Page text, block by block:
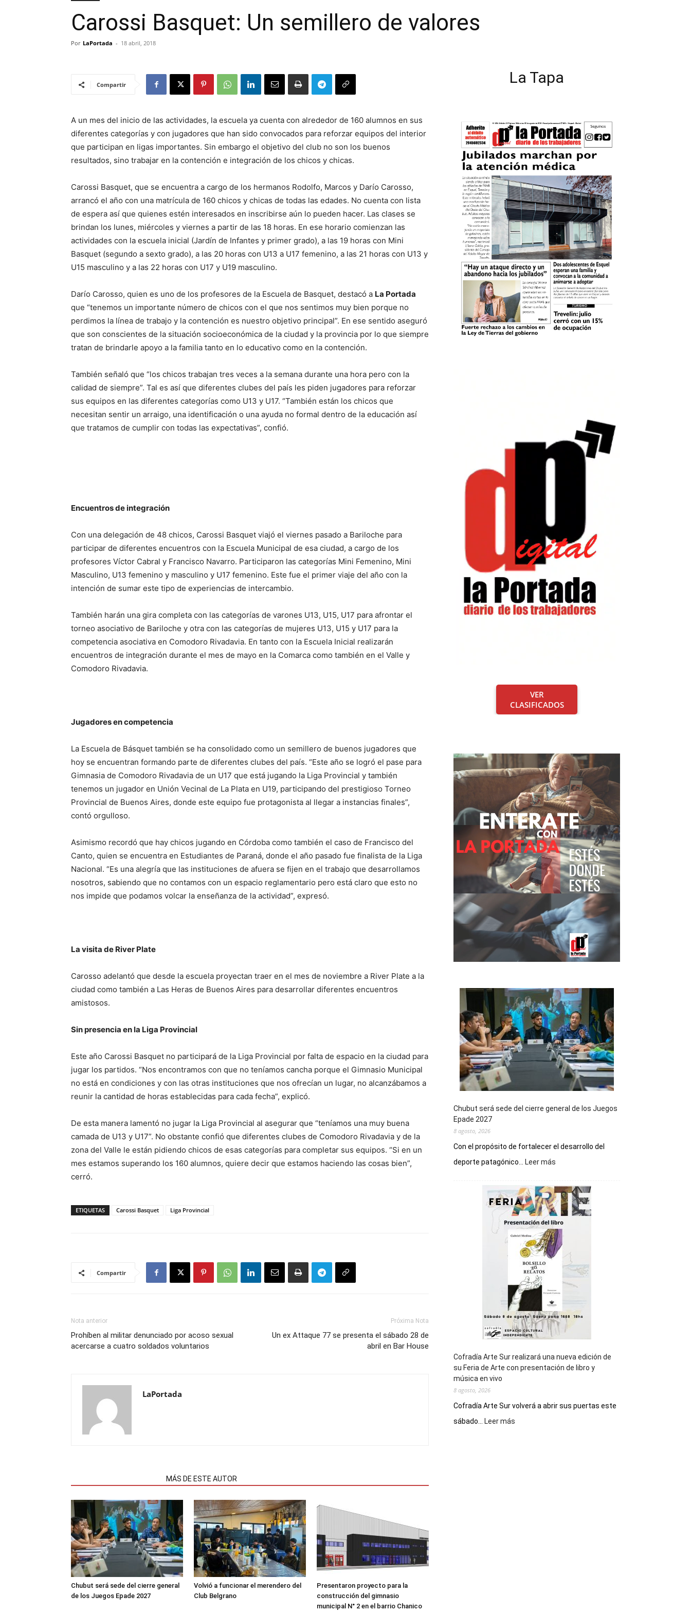
Carossi Basquet: Un semillero de valores
Por LaPortada - 18 abril, 2018
Compartir
A un mes del inicio de las actividades, la escuela ya cuenta con alrededor de 160 alumnos en sus
diferentes categorías y con jugadores que han sido convocados para reforzar equipos del interior
que participan en ligas importantes. Sin embargo el objetivo del club no son los buenos
resultados, sino trabajar en la contención e integración de los chicos y chicas.
Carossi Basquet, que se encuentra a cargo de los hermanos Rodolfo, Marcos y Darío Carosso,
arrancó el año con una matrícula de 160 chicos y chicas de todas las edades. No cuenta con lista
de espera así que quienes estén interesados en inscribirse aún lo pueden hacer. Las clases se
brindan los lunes, miércoles y viernes a partir de las 18 horas. En ese horario comienzan las
actividades con la escuela inicial (Jardín de Infantes y primer grado), a las 19 horas con Mini
Basquet (segundo a sexto grado), a las 20 horas con U13 a U17 femenino, a las 21 horas con U13 y
U15 masculino y a las 22 horas con U17 y U19 masculino.
Darío Carosso, quien es uno de los profesores de la Escuela de Basquet, destacó a La Portada
que “tenemos un importante número de chicos con el que nos sentimos muy bien porque no
perdimos la línea de trabajo y la contención es nuestro objetivo principal”. En ese sentido aseguró
que son conscientes de la situación socioeconómica de la ciudad y la provincia por lo que siempre
tratan de brindarle apoyo a la familia tanto en lo educativo como en la contención.
También señaló que “los chicos trabajan tres veces a la semana durante una hora pero con la
calidad de siempre”. Tal es así que diferentes clubes del país les piden jugadores para reforzar
sus equipos en las diferentes categorías como U13 y U17. “También están los chicos que
necesitan sentir un arraigo, una identificación o una ayuda no formal dentro de la educación así
que tratamos de cumplir con todas las expectativas”, confió.
Encuentros de integración
Con una delegación de 48 chicos, Carossi Basquet viajó el viernes pasado a Bariloche para
participar de diferentes encuentros con la Escuela Municipal de esa ciudad, a cargo de los
profesores Víctor Cabral y Francisco Navarro. Participaron las categorías Mini Femenino, Mini
Masculino, U13 femenino y masculino y U17 femenino. Este fue el primer viaje del año con la
intención de sumar este tipo de experiencias de intercambio.
También harán una gira completa con las categorías de varones U13, U15, U17 para afrontar el
torneo asociativo de Bariloche y otra con las categorías de mujeres U13, U15 y U17 para la
competencia asociativa en Comodoro Rivadavia. En tanto con la Escuela Inicial realizarán
encuentros de integración durante el mes de mayo en la Comarca como también en el Valle y
Comodoro Rivadavia.
Jugadores en competencia
La Escuela de Básquet también se ha consolidado como un semillero de buenos jugadores que
hoy se encuentran formando parte de diferentes clubes del país. “Este año se logró el pase para
Gimnasia de Comodoro Rivadavia de un U17 que está jugando la Liga Provincial y también
tenemos un jugador en Unión Vecinal de La Plata en U19, participando del prestigioso Torneo
Provincial de Buenos Aires, donde este equipo fue protagonista al llegar a instancias finales”,
contó orgulloso.
Asimismo recordó que hay chicos jugando en Córdoba como también el caso de Francisco del
Canto, quien se encuentra en Estudiantes de Paraná, donde el año pasado fue finalista de la Liga
Nacional. “Es una alegría que las instituciones de afuera se fijen en el trabajo que desarrollamos
nosotros, sabiendo que no contamos con un espacio reglamentario pero está claro que esto no
nos impide que podamos volcar la enseñanza de la actividad”, expresó.
La visita de River Plate
Carosso adelantó que desde la escuela proyectan traer en el mes de noviembre a River Plate a la
ciudad como también a Las Heras de Buenos Aires para desarrollar diferentes encuentros
amistosos.
Sin presencia en la Liga Provincial
Este año Carossi Basquet no participará de la Liga Provincial por falta de espacio en la ciudad para
jugar los partidos. “Nos encontramos con que no teníamos cancha porque el Gimnasio Municipal
no está en condiciones y con las otras instituciones que nos ofrecían un lugar, no alcanzábamos a
reunir la cantidad de horas establecidas para cada fecha”, explicó.
De esta manera lamentó no jugar la Liga Provincial al asegurar que “teníamos una muy buena
camada de U13 y U17”. No obstante confió que diferentes clubes de Comodoro Rivadavia y de la
zona del Valle le están pidiendo chicos de esas categorías para completar sus equipos. “Si en un
mes estamos superando los 160 alumnos, quiere decir que estamos haciendo las cosas bien”,
cerró.
ETIQUETAS Carossi Basquet Liga Provincial
Compartir
Nota anterior
Prohíben al militar denunciado por acoso sexual
acercarse a cuatro soldados voluntarios
Próxima Nota
Un ex Attaque 77 se presenta el sábado 28 de
abril en Bar House
LaPortada
MÁS DE ESTE AUTOR
Chubut será sede del cierre general
de los Juegos Epade 2027
Volvió a funcionar el merendero del
Club Belgrano
Presentaron proyecto para la
construcción del gimnasio
municipal N° 2 en el barrio Chanico
La Tapa
VER
CLASIFICADOS
Chubut será sede del cierre general de los Juegos
Epade 2027
8 agosto, 2026
Con el propósito de fortalecer el desarrollo del
deporte patagónico...
Leer más
sede
del
cierre
general
de
los
Juegos
Epade
2027
Cofradía Arte Sur realizará una nueva edición de
su Feria de Arte con presentación de libro y
música en vivo
8 agosto, 2026
Cofradía Arte Sur volverá a abrir sus puertas este
sábado...
Leer más